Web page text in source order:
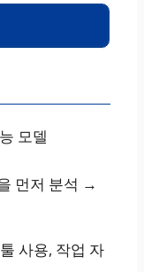
모델
먼저 분석 →
사용, 작업 자